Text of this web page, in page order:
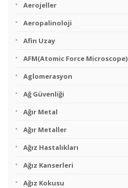
Aerojeller
Aeropalinoloji
Afin Uzay
AFM(Atomic Force Microscope)
Aglomerasyon
Ağ Güvenliği
Ağır Metal
Ağır Metaller
Ağız Hastalıkları
Ağız Kanserleri
Ağız Kokusu